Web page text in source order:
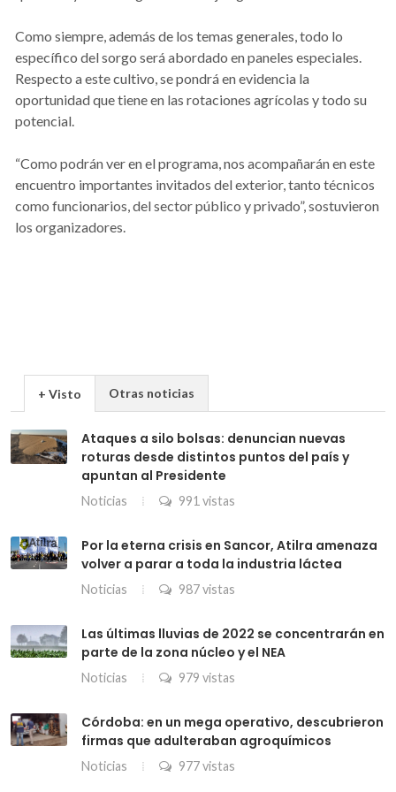
Como siempre, además de los temas generales, todo lo
específico del sorgo será abordado en paneles especiales.
Respecto a este cultivo, se pondrá en evidencia la
oportunidad que tiene en las rotaciones agrícolas y todo su
potencial.
“Como podrán ver en el programa, nos acompañarán en este
encuentro importantes invitados del exterior, tanto técnicos
como funcionarios, del sector público y privado”, sostuvieron
los organizadores.
+ Visto Otras noticias
Ataques a silo bolsas: denuncian nuevas
roturas desde distintos puntos del país y
apuntan al Presidente
Noticias 991 vistas
Por la eterna crisis en Sancor, Atilra amenaza
volver a parar a toda la industria láctea
Noticias 987 vistas
Las últimas lluvias de 2022 se concentrarán en
parte de la zona núcleo y el NEA
Noticias 979 vistas
Córdoba: en un mega operativo, descubrieron
firmas que adulteraban agroquímicos
Noticias 977 vistas